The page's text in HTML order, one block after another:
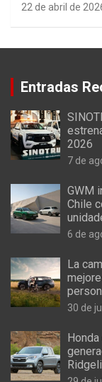
22 de abril de
Entradas
2026
7 de
GWM
Chile
6 de
La
30 de